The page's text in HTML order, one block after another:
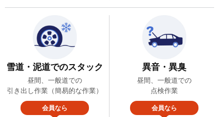
雪道・泥道でのスタック
昼間、一般道での
引き出し作業（簡易的な作業）
会員なら
異音・異臭
昼間、一般道での
点検作業
会員なら